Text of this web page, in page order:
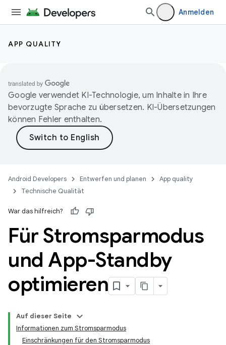
Anmelden
APP QUALITY
Google verwendet KI-Technologie, um Inhalte in Ihre
bevorzugte Sprache zu übersetzen. KI-Übersetzungen
können Fehler enthalten.
Android Developers Entwerfen und planen
App quality
Technische Qualität
War das hilfreich?
Für Stromsparmodus
und App-Standby
optimieren
Auf dieser Seite
Informationen zum Stromsparmodus
Einschränkungen für den Stromsparmodus